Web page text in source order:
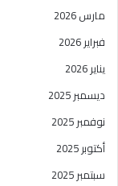
مارس 2026
فبراير 2026
يناير 2026
ديسمبر 2025
نوفمبر 2025
أكتوبر 2025
سبتمبر 2025